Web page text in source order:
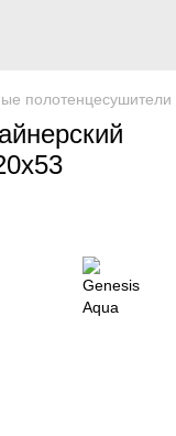
полотенцесушители